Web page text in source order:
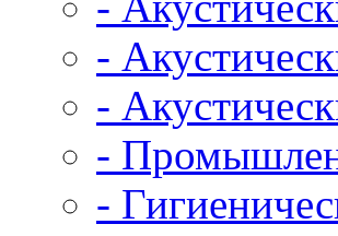
-
-
-
-